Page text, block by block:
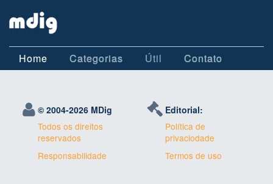
Home Categorias Útil Contato
© 2004-2026 MDig
Todos os direitos
reservados
Responsabilidade
Editorial:
Política de
privaciodade
Termos de uso